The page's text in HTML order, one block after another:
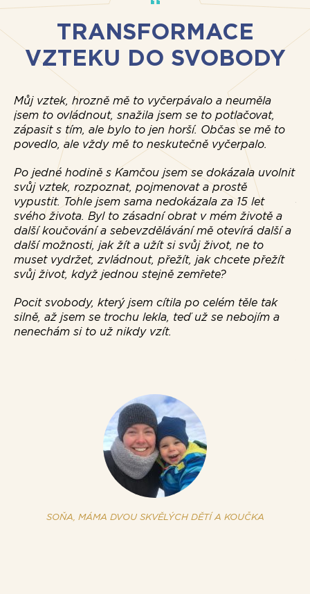
TRANSFORMACE
VZTEKU DO SVOBODY
Můj vztek, hrozně mě to vyčerpávalo a neuměla
jsem to ovládnout, snažila jsem se to potlačovat,
zápasit s tím, ale bylo to jen horší. Občas se mě to
povedlo, ale vždy mě to neskutečně vyčerpalo.
Po jedné hodině s Kamčou jsem se dokázala uvolnit
svůj vztek, rozpoznat, pojmenovat a prostě
vypustit. Tohle jsem sama nedokázala za 15 let
svého života. Byl to zásadní obrat v mém životě a
další koučování a sebevzdělávání mě otevírá další a
další možnosti, jak žít a užít si svůj život, ne to
muset vydržet, zvládnout, přežít, jak chcete přežít
svůj život, když jednou stejně zemřete?
Pocit svobody, který jsem cítila po celém těle tak
silně, až jsem se trochu lekla, teď už se nebojím a
nenechám si to už nikdy vzít.
SOŇA, MÁMA DVOU SKVĚLÝCH DĚTÍ A KOUČKA